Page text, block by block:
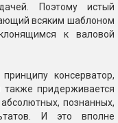
Поэтому истый
всяким шаблоном
к валовой
консерватор,
также придерживается
познанных,
И это вполне